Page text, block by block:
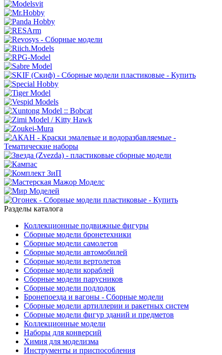
Разделы каталога
Коллекционные подвижные фигуры
Сборные модели бронетехники
Сборные модели самолетов
Сборные модели автомобилей
Сборные модели вертолетов
Сборные модели кораблей
Сборные модели парусников
Сборные модели подлодок
Бронепоезда и вагоны - Сборные модели
Сборные модели артиллерии и ракетных систем
Сборные модели фигур зданий и предметов
Коллекционные модели
Наборы для конверсий
Химия для моделизма
Инструменты и приспособления